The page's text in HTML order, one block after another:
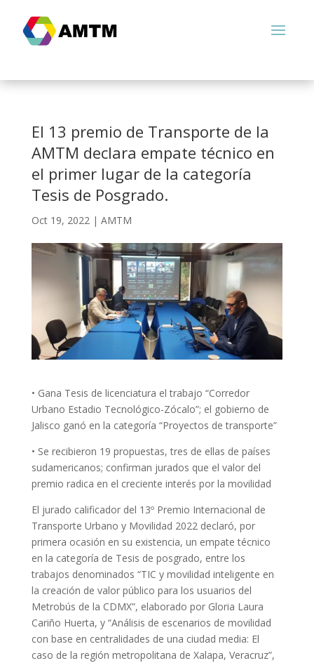
El 13 premio de Transporte de la
AMTM declara empate técnico en
el primer lugar de la categoría
Tesis de Posgrado.
Oct 19, 2022| AMTM
• Gana Tesis de licenciatura el trabajo “Corredor
Urbano Estadio Tecnológico-Zócalo”; el gobierno de
Jalisco ganó en la categoría “Proyectos de transporte”
• Se recibieron 19 propuestas, tres de ellas de países
sudamericanos; confirman jurados que el valor del
premio radica en el creciente interés por la movilidad
El jurado calificador del 13º Premio Internacional de
Transporte Urbano y Movilidad 2022 declaró, por
primera ocasión en su existencia, un empate técnico
en la categoría de Tesis de posgrado, entre los
trabajos denominados “TIC y movilidad inteligente en
la creación de valor público para los usuarios del
Metrobús de la CDMX”, elaborado por Gloria Laura
Cariño Huerta, y “Análisis de escenarios de movilidad
con base en centralidades de una ciudad media: El
caso de la región metropolitana de Xalapa, Veracruz”,